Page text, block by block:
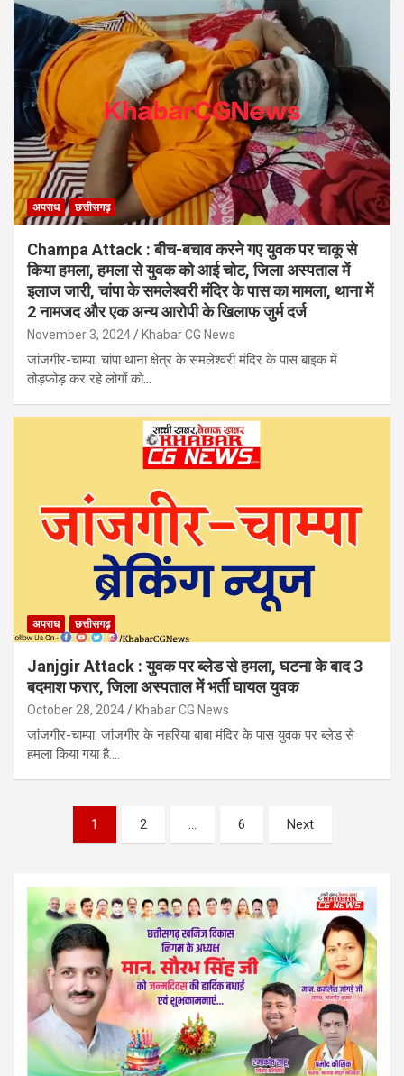
अपराध छत्तीसगढ़
Champa Attack : बीच-बचाव करने गए युवक पर चाकू से
किया हमला, हमला से युवक को आई चोट, जिला अस्पताल में
इलाज जारी, चांपा के समलेश्वरी मंदिर के पास का मामला, थाना में
2 नामजद और एक अन्य आरोपी के खिलाफ जुर्म दर्ज
November 3, 2024 Khabar CG News
जांजगीर-चाम्पा. चांपा थाना क्षेत्र के समलेश्वरी मंदिर के पास बाइक में
तोड़फोड़ कर रहे लोगों को…
अपराध छत्तीसगढ़
Janjgir Attack : युवक पर ब्लेड से हमला, घटना के बाद 3
बदमाश फरार, जिला अस्पताल में भर्ती घायल युवक
October 28, 2024 Khabar CG News
जांजगीर-चाम्पा. जांजगीर के नहरिया बाबा मंदिर के पास युवक पर ब्लेड से
हमला किया गया है.…
pagination
1 2 … 6 Next